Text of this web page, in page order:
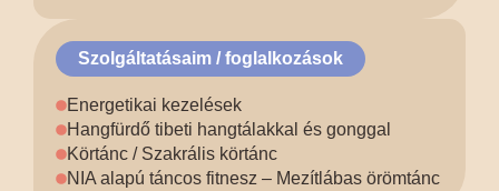
Szolgáltatásaim / foglalkozások
Energetikai kezelések
Hangfürdő tibeti hangtálakkal és gonggal
Körtánc / Szakrális körtánc
NIA alapú táncos fitnesz – Mezítlábas örömtánc